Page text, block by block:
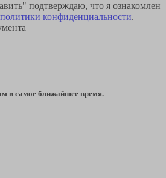
подтверждаю, что я ознакомлен
политики конфиденциальности.
в самое ближайшее время.